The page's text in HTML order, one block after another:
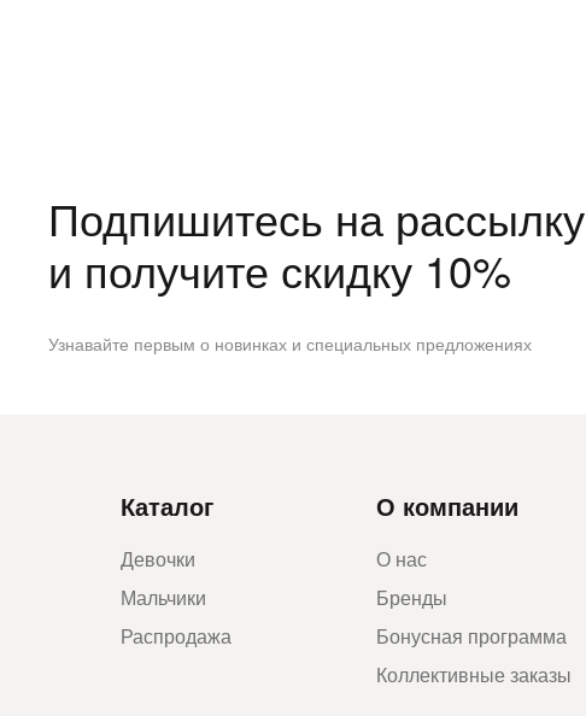
Подпишитесь на рассылку
и получите скидку 10%
Узнавайте первым о новинках и специальных предложениях
Каталог
Девочки
Мальчики
Распродажа
О компании
О нас
Бренды
Бонусная программа
Коллективные заказы